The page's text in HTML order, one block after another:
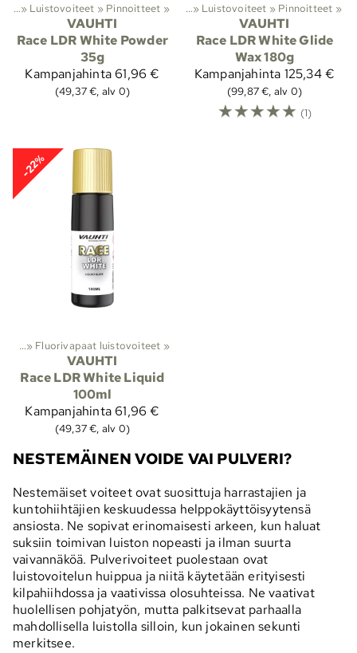
‪» Luistovoiteet ‪» Pinnoitteet ‪»
VAUHTI
Race LDR White Powder
35g
Kampanjahinta 61,96 €
(49,37 €, alv 0)
‪»Suksivoiteet ja suksihuolto ‪» Luistovoiteet ‪» Pinnoitteet ‪»
VAUHTI
Race LDR White Glide
Wax 180g
Kampanjahinta 125,34 €
(99,87 €, alv 0)
☆☆☆☆☆ (1)
-22%
‪» Fluorivapaat luistovoiteet ‪»
VAUHTI
Race LDR White Liquid
100ml
Kampanjahinta 61,96 €
(49,37 €, alv 0)
NESTEMÄINEN VOIDE VAI PULVERI?
Nestemäiset voiteet ovat suosittuja harrastajien ja
kuntohiihtäjien keskuudessa helppokäyttöisyytensä
ansiosta. Ne sopivat erinomaisesti arkeen, kun haluat
suksiin toimivan luiston nopeasti ja ilman suurta
vaivannäköä. Pulverivoiteet puolestaan ovat
luistovoitelun huippua ja niitä käytetään erityisesti
kilpahiihdossa ja vaativissa olosuhteissa. Ne vaativat
huolellisen pohjatyön, mutta palkitsevat parhaalla
mahdollisella luistolla silloin, kun jokainen sekunti
merkitsee.